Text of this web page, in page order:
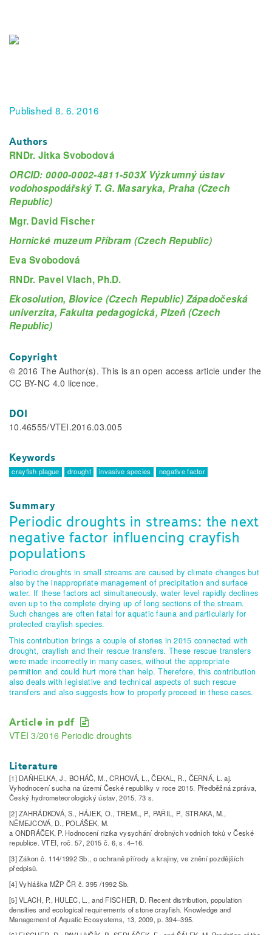
Published 8. 6. 2016
Authors
RNDr. Jitka Svobodová
ORCID: 0000-0002-4811-503X Výzkumný ústav
vodohospodářský T. G. Masaryka, Praha (Czech
Republic)
Mgr. David Fischer
Hornické muzeum Příbram (Czech Republic)
Eva Svobodová
RNDr. Pavel Vlach, Ph.D.
Ekosolution, Blovice (Czech Republic) Západočeská
univerzita, Fakulta pedagogická, Plzeň (Czech
Republic)
Copyright
© 2016 The Author(s). This is an open access article under the
CC BY-NC 4.0 licence.
DOI
10.46555/VTEI.2016.03.005
Keywords
crayfish plague drought invasive species negative factor
Summary
Periodic droughts in streams: the next
negative factor influencing crayfish
populations
Periodic droughts in small streams are caused by climate changes but
also by the inappropriate management of precipitation and surface
water. If these factors act simultaneously, water level rapidly declines
even up to the complete drying up of long sections of the stream.
Such changes are often fatal for aquatic fauna and particularly for
protected crayfish species.
This contribution brings a couple of stories in 2015 connected with
drought, crayfish and their rescue transfers. These rescue transfers
were made incorrectly in many cases, without the appropriate
permition and could hurt more than help. Therefore, this contribution
also deals with legislative and technical aspects of such rescue
transfers and also suggests how to properly proceed in these cases.
Article in pdf
VTEI 3/2016 Periodic droughts
Literature
[1] DAŇHELKA, J., BOHÁČ, M., CRHOVÁ, L., ČEKAL, R., ČERNÁ, L. aj.
Vyhodnocení sucha na území České republiky v roce 2015. Předběžná zpráva,
Český hydrometeorologický ústav, 2015, 73 s.
[2] ZAHRÁDKOVÁ, S., HÁJEK, O., TREML, P., PAŘIL, P., STRAKA, M.,
NĚMEJCOVÁ, D., POLÁŠEK, M.
a ONDRÁČEK, P. Hodnocení rizika vysychání drobných vodních toků v České
republice. VTEI, roč. 57, 2015 č. 6, s. 4–16.
[3] Zákon č. 114/1992 Sb., o ochraně přírody a krajiny, ve znění pozdějších
předpisů.
[4] Vyhláška MŽP ČR č. 395 /1992 Sb.
[5] VLACH, P., HULEC, L., and FISCHER, D. Recent distribution, population
densities and ecological requirements of stone crayfish. Knowledge and
Management of Aquatic Ecosystems, 13, 2009, p. 394–395.